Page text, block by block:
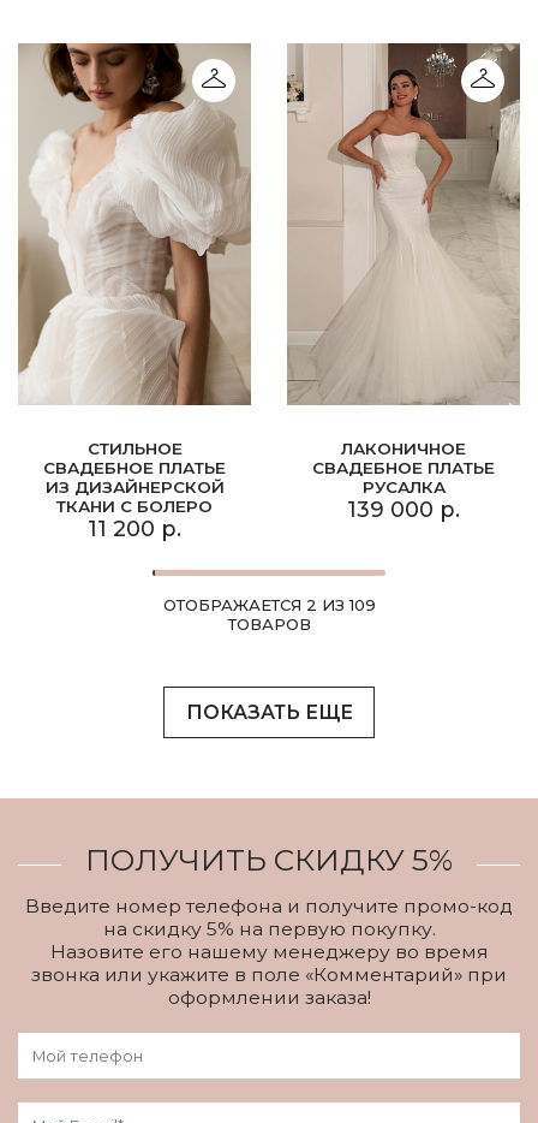
СТИЛЬНОЕ
СВАДЕБНОЕ ПЛАТЬЕ
ИЗ ДИЗАЙНЕРСКОЙ
ТКАНИ С БОЛЕРО
11 200 р.
ЛАКОНИЧНОЕ
СВАДЕБНОЕ ПЛАТЬЕ
РУСАЛКА
139 000 р.
ОТОБРАЖАЕТСЯ 2 ИЗ 109
ТОВАРОВ
ПОКАЗАТЬ ЕЩЕ
ПОЛУЧИТЬ СКИДКУ 5%
Введите номер телефона и получите промо-код
на скидку 5% на первую покупку.
Назовите его нашему менеджеру во время
звонка или укажите в поле «Комментарий» при
оформлении заказа!